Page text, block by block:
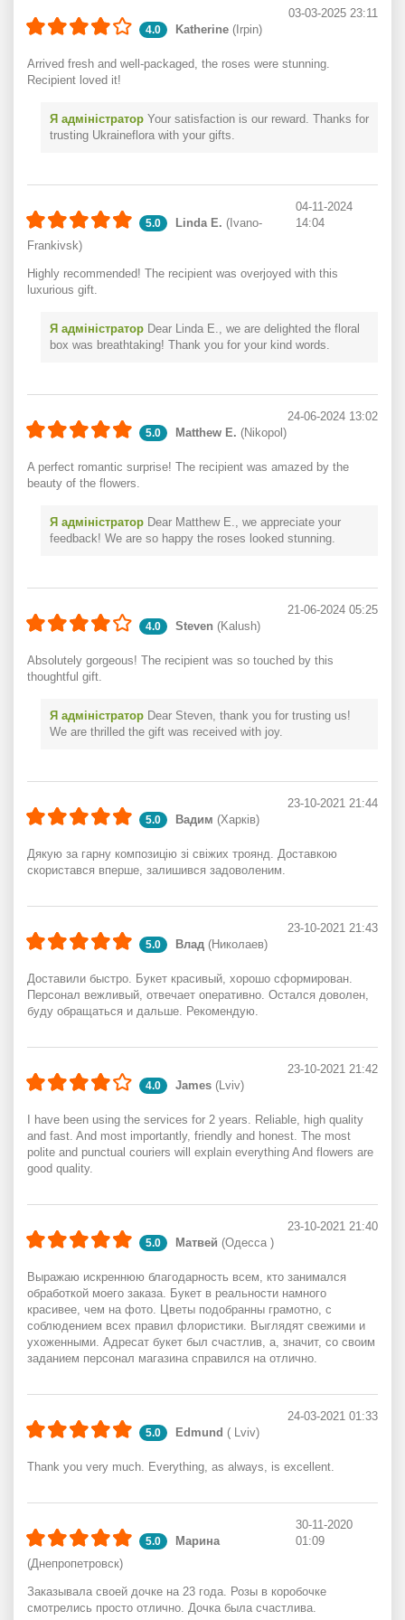
4.0 Katherine (Irpin)
03-03-2025 23:11
Arrived fresh and well-packaged, the roses were stunning.
Recipient loved it!
Я адміністратор Your satisfaction is our reward. Thanks for
trusting Ukraineflora with your gifts.
5.0 Linda E. (Ivano-
Frankivsk)
04-11-2024
14:04
Highly recommended! The recipient was overjoyed with this
luxurious gift.
Я адміністратор Dear Linda E., we are delighted the floral
box was breathtaking! Thank you for your kind words.
5.0 Matthew E. (Nikopol)
24-06-2024 13:02
A perfect romantic surprise! The recipient was amazed by the
beauty of the flowers.
Я адміністратор Dear Matthew E., we appreciate your
feedback! We are so happy the roses looked stunning.
4.0 Steven (Kalush)
21-06-2024 05:25
Absolutely gorgeous! The recipient was so touched by this
thoughtful gift.
Я адміністратор Dear Steven, thank you for trusting us!
We are thrilled the gift was received with joy.
5.0 Вадим (Харків)
23-10-2021 21:44
Дякую за гарну композицію зі свіжих троянд. Доставкою
скористався вперше, залишився задоволеним.
5.0 Влад (Николаев)
23-10-2021 21:43
Доставили быстро. Букет красивый, хорошо сформирован.
Персонал вежливый, отвечает оперативно. Остался доволен,
буду обращаться и дальше. Рекомендую.
4.0 James (Lviv)
23-10-2021 21:42
I have been using the services for 2 years. Reliable, high quality
and fast. And most importantly, friendly and honest. The most
polite and punctual couriers will explain everything And flowers are
good quality.
5.0 Матвей (Одесса )
23-10-2021 21:40
Выражаю искреннюю благодарность всем, кто занимался
обработкой моего заказа. Букет в реальности намного
красивее, чем на фото. Цветы подобранны грамотно, с
соблюдением всех правил флористики. Выглядят свежими и
ухоженными. Адресат букет был счастлив, а, значит, со своим
заданием персонал магазина справился на отлично.
5.0 Edmund ( Lviv)
24-03-2021 01:33
Thank you very much. Everything, as always, is excellent.
5.0
Марина
(Днепропетровск)
30-11-2020
01:09
Заказывала своей дочке на 23 года. Розы в коробочке
смотрелись просто отлично. Дочка была счастлива.